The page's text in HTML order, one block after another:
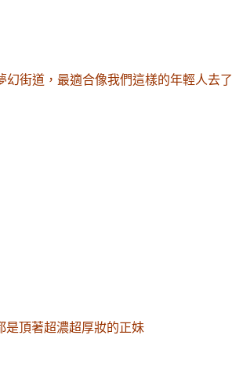
幻街道 ，最適合像我們這樣的年輕人去了
是頂著超濃超厚妝的正妹